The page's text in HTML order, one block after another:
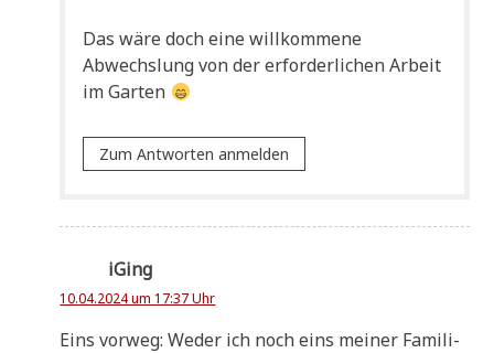
Das wäre doch eine will­kom­me­ne
Abwechs­lung von der erfor­der­li­chen Arbeit
im Garten
Zum Antworten anmelden
iGing
10.04.2024 um 17:37 Uhr
Eins vor­weg: Weder ich noch eins mei­ner Fami­li­